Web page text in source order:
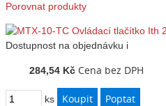
Porovnat produkty
Dostupnost na objednávku i
284,54 Kč Cena bez DPH
ks